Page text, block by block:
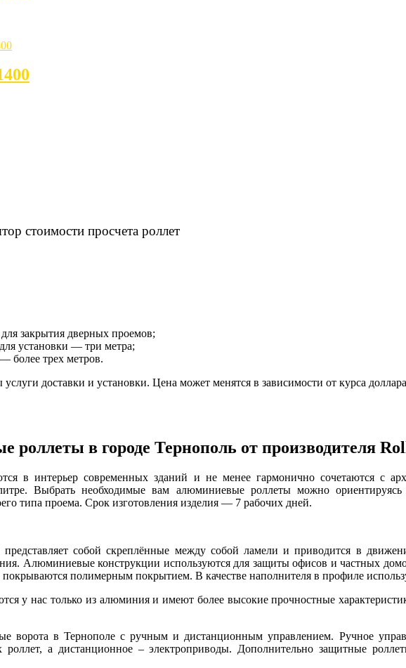
закрытия дверных проемов;
установки — три метра;
более трех метров.
доставки и установки. Цена может менятся в зависимости от курса
роллеты в городе Тернополь от производителя
в интерьер современных зданий и не менее гармонично сочетаются с
Выбрать необходимые вам алюминиевые роллеты можно
типа проема. Срок изготовления изделия — 7 рабочих дней.
собой скреплённые между собой ламели и приводится в
Алюминиевые конструкции используются для защиты офисов и частных
полимерным покрытием. В качестве наполнителя в профиле
у нас только из алюминия и имеют более высокие прочностные
ворота в Тернополе с ручным и дистанционным управлением. Ручное
а дистанционное – электроприводы. Дополнительно защитные